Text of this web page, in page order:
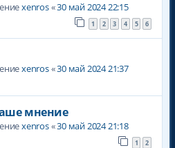
xenros«30 май 2024 22:15
1 2 3 4 5 6
xenros«30 май 2024 21:37
мнение
xenros«30 май 2024 21:18
1 2